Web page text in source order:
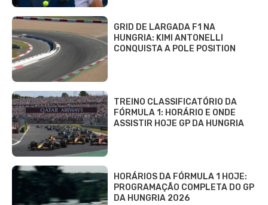
GRID DE LARGADA F1 NA
HUNGRIA: KIMI ANTONELLI
CONQUISTA A POLE POSITION
TREINO CLASSIFICATÓRIO DA
FÓRMULA 1: HORÁRIO E ONDE
ASSISTIR HOJE GP DA HUNGRIA
HORÁRIOS DA FÓRMULA 1 HOJE:
PROGRAMAÇÃO COMPLETA DO GP
DA HUNGRIA 2026